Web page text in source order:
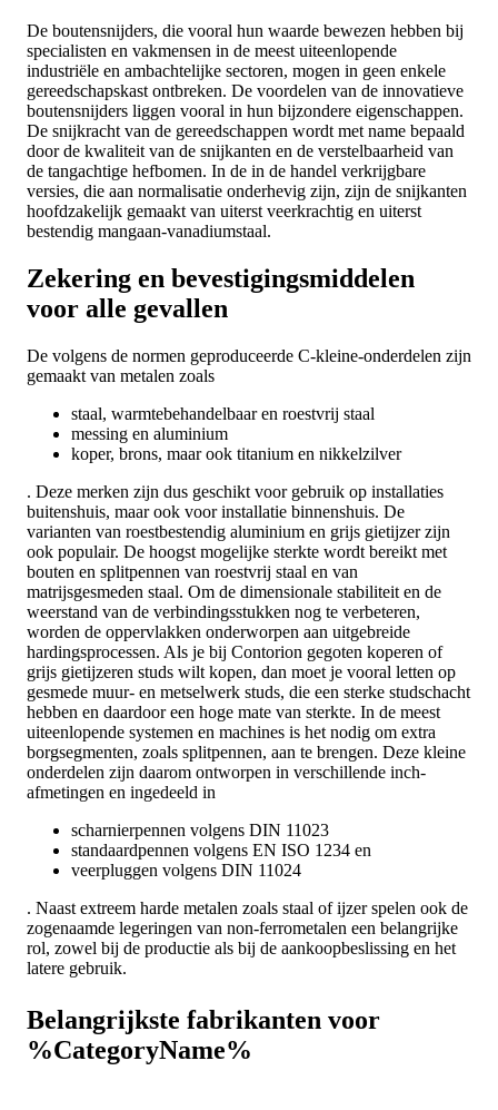
De boutensnijders, die vooral hun waarde bewezen hebben bij
specialisten en vakmensen in de meest uiteenlopende
industriële en ambachtelijke sectoren, mogen in geen enkele
gereedschapskast ontbreken. De voordelen van de innovatieve
boutensnijders liggen vooral in hun bijzondere eigenschappen.
De snijkracht van de gereedschappen wordt met name bepaald
door de kwaliteit van de snijkanten en de verstelbaarheid van
de tangachtige hefbomen. In de in de handel verkrijgbare
versies, die aan normalisatie onderhevig zijn, zijn de snijkanten
hoofdzakelijk gemaakt van uiterst veerkrachtig en uiterst
bestendig mangaan-vanadiumstaal.
Zekering en bevestigingsmiddelen
voor alle gevallen
De volgens de normen geproduceerde C-kleine-onderdelen zijn
gemaakt van metalen zoals
staal, warmtebehandelbaar en roestvrij staal
messing en aluminium
koper, brons, maar ook titanium en nikkelzilver
. Deze merken zijn dus geschikt voor gebruik op installaties
buitenshuis, maar ook voor installatie binnenshuis. De
varianten van roestbestendig aluminium en grijs gietijzer zijn
ook populair. De hoogst mogelijke sterkte wordt bereikt met
bouten en splitpennen van roestvrij staal en van
matrijsgesmeden staal. Om de dimensionale stabiliteit en de
weerstand van de verbindingsstukken nog te verbeteren,
worden de oppervlakken onderworpen aan uitgebreide
hardingsprocessen. Als je bij Contorion gegoten koperen of
grijs gietijzeren studs wilt kopen, dan moet je vooral letten op
gesmede muur- en metselwerk studs, die een sterke studschacht
hebben en daardoor een hoge mate van sterkte. In de meest
uiteenlopende systemen en machines is het nodig om extra
borgsegmenten, zoals splitpennen, aan te brengen. Deze kleine
onderdelen zijn daarom ontworpen in verschillende inch-
afmetingen en ingedeeld in
scharnierpennen volgens DIN 11023
standaardpennen volgens EN ISO 1234 en
veerpluggen volgens DIN 11024
. Naast extreem harde metalen zoals staal of ijzer spelen ook de
zogenaamde legeringen van non-ferrometalen een belangrijke
rol, zowel bij de productie als bij de aankoopbeslissing en het
latere gebruik.
Belangrijkste fabrikanten voor
%CategoryName%